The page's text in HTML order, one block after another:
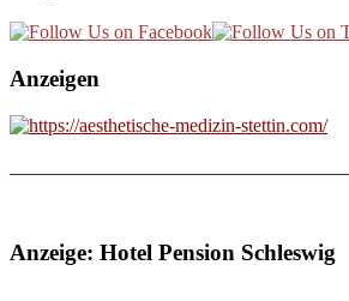
Anzeigen
Anzeige: Hotel Pension Schleswig